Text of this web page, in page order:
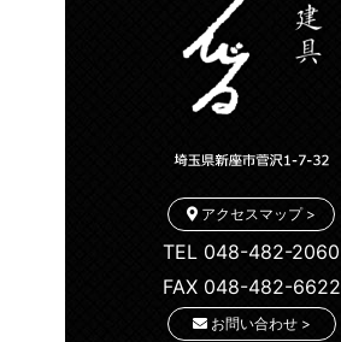
アクセスマップ >
TEL 048-482-2060
FAX 048-482-6622
お問い合わせ >